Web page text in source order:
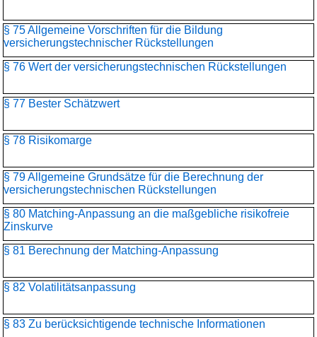
§ 75 Allgemeine Vorschriften für die Bildung
versicherungstechnischer Rückstellungen
§ 76 Wert der versicherungstechnischen Rückstellungen
§ 77 Bester Schätzwert
§ 78 Risikomarge
§ 79 Allgemeine Grundsätze für die Berechnung der
versicherungstechnischen Rückstellungen
§ 80 Matching-Anpassung an die maßgebliche risikofreie
Zinskurve
§ 81 Berechnung der Matching-Anpassung
§ 82 Volatilitätsanpassung
§ 83 Zu berücksichtigende technische Informationen